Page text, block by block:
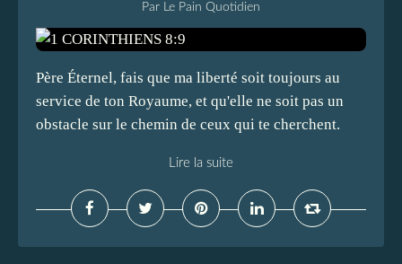
Par Le Pain Quotidien
Père Éternel, fais que ma liberté soit toujours au
service de ton Royaume, et qu'elle ne soit pas un
obstacle sur le chemin de ceux qui te cherchent.
Lire la suite